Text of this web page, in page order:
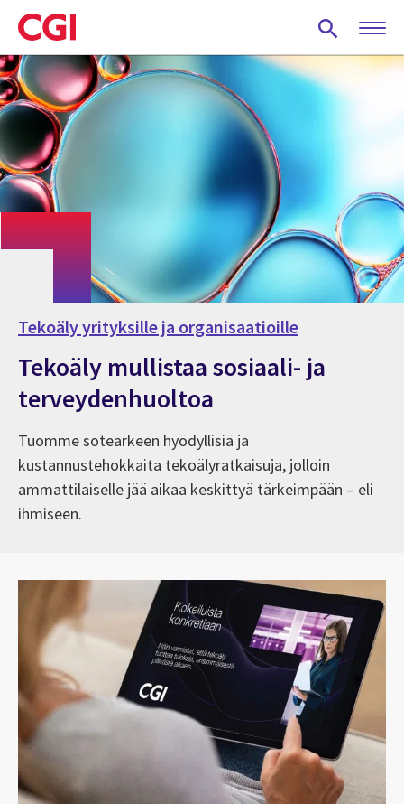
Skip
to
main
content
Tekoäly yrityksille ja organisaatioille
Tekoäly mullistaa sosiaali- ja
terveydenhuoltoa
Tuomme sotearkeen hyödyllisiä ja
kustannustehokkaita tekoälyratkaisuja, jolloin
ammattilaiselle jää aikaa keskittyä tärkeimpään – eli
ihmiseen.